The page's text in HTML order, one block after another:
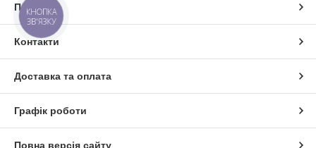
Про нас
Контакти
Доставка та оплата
Графік роботи
Повна версія сайту
КНОПКА
ЗВ'ЯЗКУ